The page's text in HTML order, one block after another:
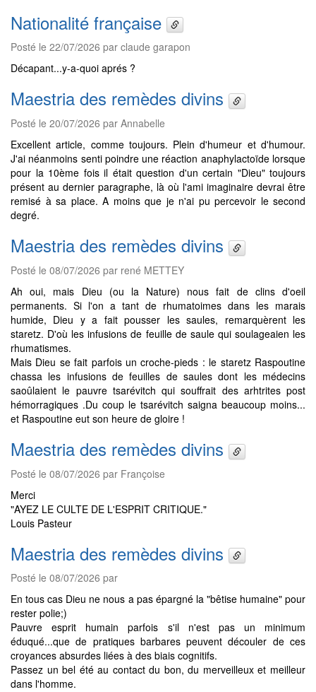
Nationalité française
Posté le 22/07/2026 par claude garapon
Décapant...y-a-quoi aprés ?
Maestria des remèdes divins
Posté le 20/07/2026 par Annabelle
Excellent article, comme toujours. Plein d'humeur et d'humour.
J'ai néanmoins senti poindre une réaction anaphylactoïde lorsque
pour la 10ème fois il était question d'un certain "Dieu" toujours
présent au dernier paragraphe, là où l'ami imaginaire devrai être
remisé à sa place. A moins que je n'ai pu percevoir le second
degré.
Maestria des remèdes divins
Posté le 08/07/2026 par rené METTEY
Ah oui, mais Dieu (ou la Nature) nous fait de clins d'oeil
permanents. Si l'on a tant de rhumatoimes dans les marais
humide, Dieu y a fait pousser les saules, remarquèrent les
staretz. D'où les infusions de feuille de saule qui soulageaien les
rhumatismes.
Mais Dieu se fait parfois un croche-pieds : le staretz Raspoutine
chassa les infusions de feuilles de saules dont les médecins
saoûlaient le pauvre tsarévitch qui souffrait des arhtrites post
hémorragiques .Du coup le tsarévitch saigna beaucoup moins...
et Raspoutine eut son heure de gloire !
Maestria des remèdes divins
Posté le 08/07/2026 par Françoise
Merci
"AYEZ LE CULTE DE L'ESPRIT CRITIQUE."
Louis Pasteur
Maestria des remèdes divins
Posté le 08/07/2026 par
En tous cas Dieu ne nous a pas épargné la "bêtise humaine" pour
rester polie;)
Pauvre esprit humain parfois s'il n'est pas un minimum
éduqué...que de pratiques barbares peuvent découler de ces
croyances absurdes liées à des biais cognitifs.
Passez un bel été au contact du bon, du merveilleux et meilleur
dans l'homme.